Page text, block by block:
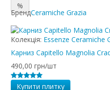
%
БрендCeramiche Grazia
Колекція: Essenze Ceramiche
Карниз Capitello Magnolia
490,00 грн/шт
Купити плитку